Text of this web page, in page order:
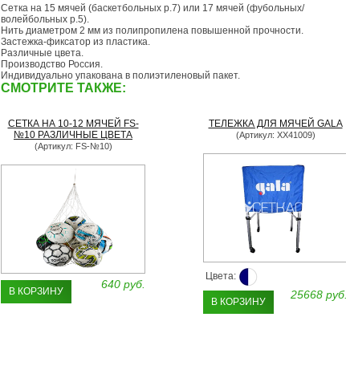
Сетка на 15 мячей (баскетбольных р.7) или 17 мячей (фубольных/
волейбольных р.5).
Нить диаметром 2 мм из полипропилена повышенной прочности.
Застежка-фиксатор из пластика.
Различные цвета.
Производство Россия.
Индивидуально упакована в полиэтиленовый пакет.
СМОТРИТЕ ТАКЖЕ:
СЕТКА НА 10-12 МЯЧЕЙ FS-
№10 РАЗЛИЧНЫЕ ЦВЕТА
(Артикул: FS-№10)
В КОРЗИНУ
640 руб.
ТЕЛЕЖКА ДЛЯ МЯЧЕЙ GALA
(Артикул: XX41009)
Цвета:
В КОРЗИНУ
25668 руб.